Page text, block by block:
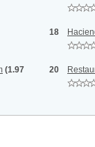
18
(1.97
20